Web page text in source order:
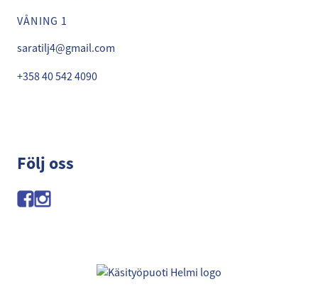
VÅNING 1
saratilj4@gmail.com
+358 40 542 4090
Följ oss